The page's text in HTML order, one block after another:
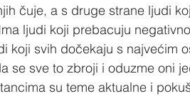
čuje, a s druge strane ljudi
ljudi koji prebacuju
koji svih dočekaju s najvećim
se sve to zbroji i oduzme oni
su teme aktualne i